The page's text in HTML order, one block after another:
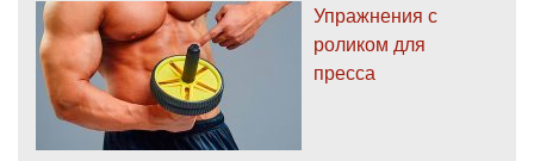
Упражнения с
роликом для
пресса